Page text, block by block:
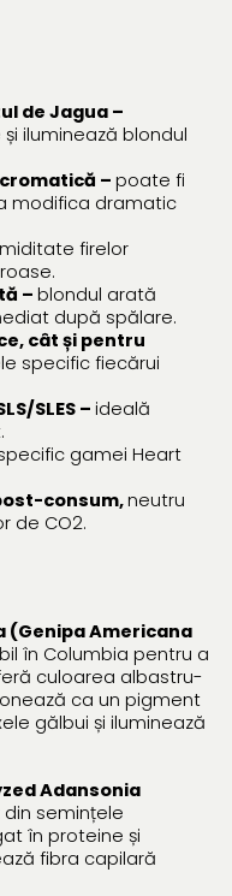
de Jagua –
iluminează blondul
– poate fi
modifica dramatic
firelor
– blondul arată
după spălare.
cât și pentru
specific fiecărui
SLES – ideală
gamei Heart
consum,neutru
de CO2.
Americana
în Columbia pentru a
culoarea albastru-
ca un pigment
gălbui și iluminează
Adansonia
din semințele
în proteine și
fibra capilară